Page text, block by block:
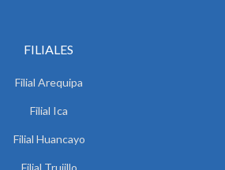
FILIALES
Filial Arequipa
Filial Ica
Filial Huancayo